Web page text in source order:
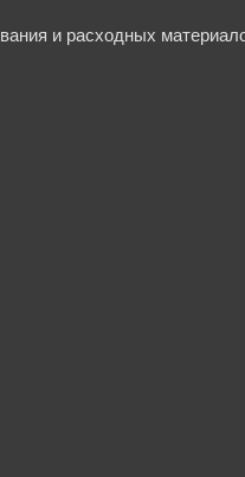
и расходных